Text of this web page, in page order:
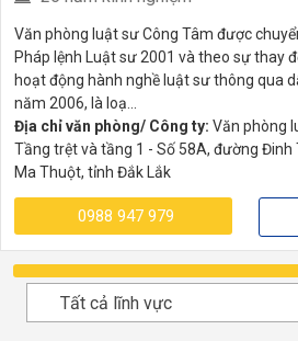
Văn phòng luật sư Công Tâm được
Pháp lệnh Luật sư 2001 và theo sự thay
hoạt động hành nghề luật sư thông qua
năm 2006, là loạ...
Địa chỉ văn phòng/ Công ty: Văn phòng
Tầng trệt và tầng 1 - Số 58A, đường Đinh
Ma Thuột, tỉnh Đắk Lắk
0988 947 979
Tất cả lĩnh vực